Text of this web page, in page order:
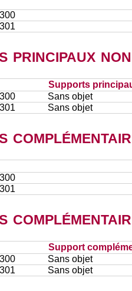
principaux
Supports
Sans objet
Sans objet
Support
Sans objet
Sans objet